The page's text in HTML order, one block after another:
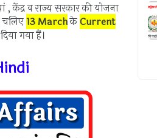
, केंद्र व राज्य सरकार की योजना
चलिए13 MarchकेCurrent
गया हैं।